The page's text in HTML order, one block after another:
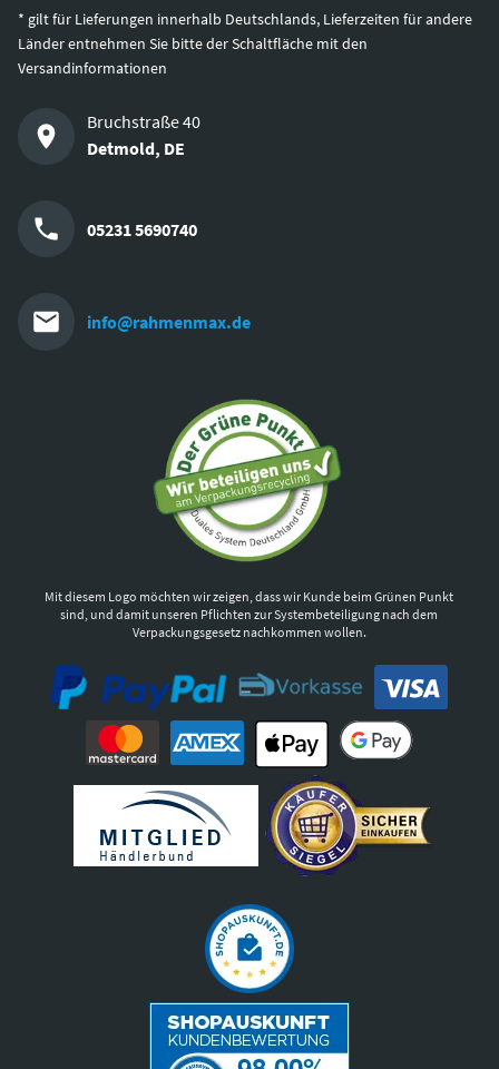
* gilt für Lieferungen innerhalb Deutschlands, Lieferzeiten für andere
Länder entnehmen Sie bitte der Schaltfläche mit den
Versandinformationen
Bruchstraße 40
Detmold, DE
05231 5690740
info@rahmenmax.de
Mit diesem Logo möchten wir zeigen, dass wir Kunde beim Grünen Punkt
sind, und damit unseren Pflichten zur Systembeteiligung nach dem
Verpackungsgesetz nachkommen wollen.